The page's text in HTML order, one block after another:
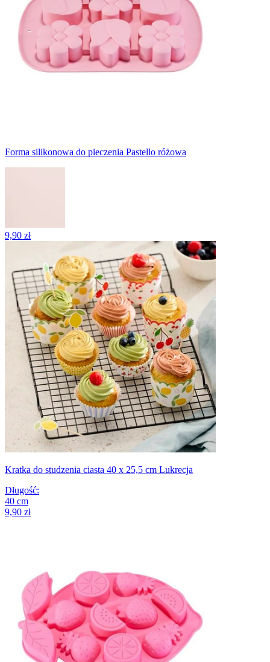
Forma silikonowa do pieczenia Pastello różowa
9,90 zł
Kratka do studzenia ciasta 40 x 25,5 cm Lukrecja
Długość:
40 cm
9,90 zł